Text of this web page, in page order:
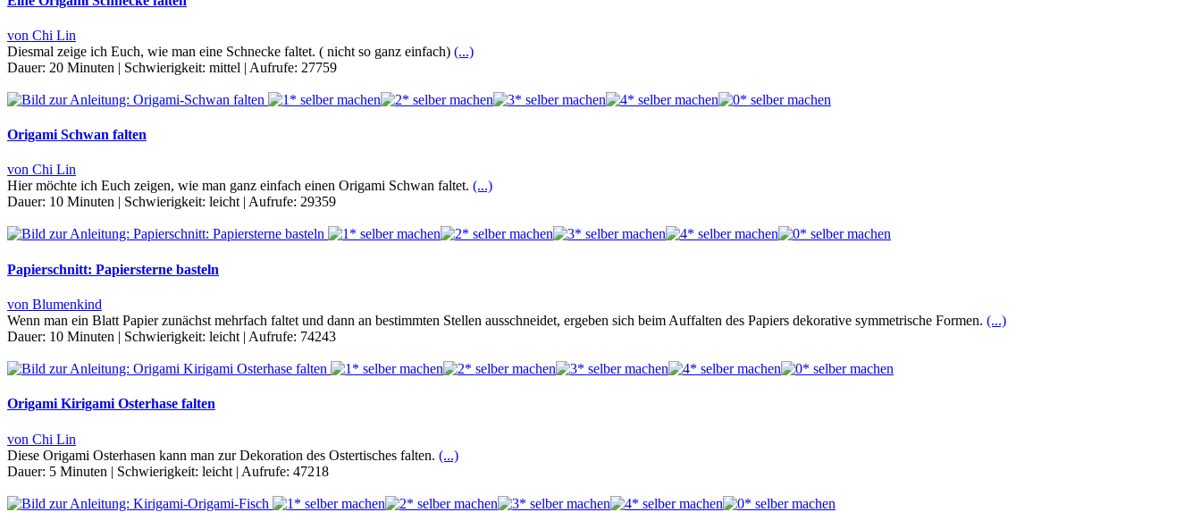
von Chi Lin
Diesmal zeige ich Euch, wie man eine Schnecke faltet. ( nicht so ganz einfach) (...)
Dauer: 20 Minuten | Schwierigkeit: mittel | Aufrufe: 27759
Origami Schwan falten
von Chi Lin
Hier möchte ich Euch zeigen, wie man ganz einfach einen Origami Schwan faltet. (...)
Dauer: 10 Minuten Schwierigkeit: leicht Aufrufe: 29359
Papierschnitt: Papiersterne basteln
von Blumenkind
Wenn man ein Blatt Papier zunächst mehrfach faltet und dann an bestimmten Stellen ausschneidet, ergeben sich beim Auffalten des Papiers dekorative symmetrische Formen. (...)
Dauer: 10 Minuten | Schwierigkeit: leicht | Aufrufe: 74243
Origami Kirigami Osterhase falten
von Chi Lin
Diese Origami Osterhasen kann man zur Dekoration des Ostertisches falten. (...)
Dauer: 5 Minuten | Schwierigkeit: leicht | Aufrufe: 47218